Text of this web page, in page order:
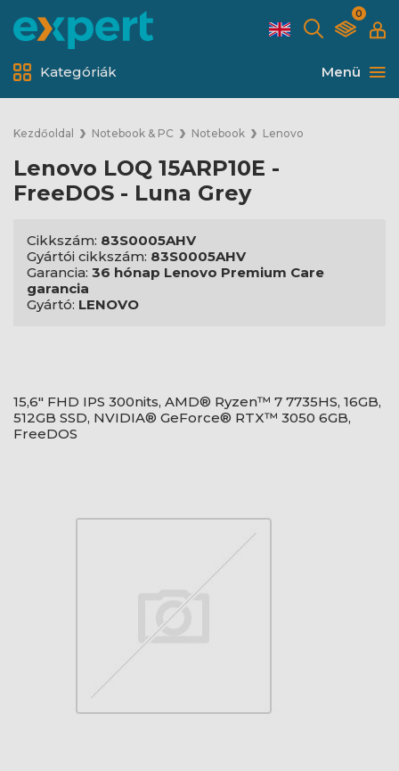
0
Menü
Kategóriák
Kezdőoldal Notebook & PC Notebook Lenovo
Lenovo LOQ 15ARP10E -
FreeDOS - Luna Grey
Cikkszám: 83S0005AHV
Gyártói cikkszám: 83S0005AHV
Garancia: 36 hónap Lenovo Premium Care
garancia
Gyártó: LENOVO
15,6" FHD IPS 300nits, AMD® Ryzen™ 7 7735HS, 16GB,
512GB SSD, NVIDIA® GeForce® RTX™ 3050 6GB,
FreeDOS